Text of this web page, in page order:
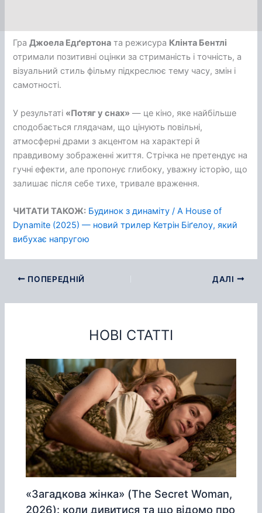
ГраДжоела Едґертона та режисура Клінта Бентлі
отримали позитивні оцінки за стриманість і точність, а
візуальний стиль фільму підкреслює тему часу, змін і
самотності.
У результаті «Потяг у снах» — це кіно, яке найбільше
сподобається глядачам, що цінують повільні,
атмосферні драми з акцентом на характері й
правдивому зображенні життя. Стрічка не претендує на
гучні ефекти, але пропонує глибоку, уважну історію, що
залишає після себе тихе, тривале враження.
ЧИТАТИ ТАКОЖ: Будинок з динаміту / A House of
Dynamite (2025) — новий трилер Кетрін Біґелоу, який
вибухає напругою
ПОПЕРЕДНІЙ ДАЛІ
НОВІ СТАТТІ
«Загадкова жінка» (The Secret Woman,
2026): коли дивитися та що відомо про